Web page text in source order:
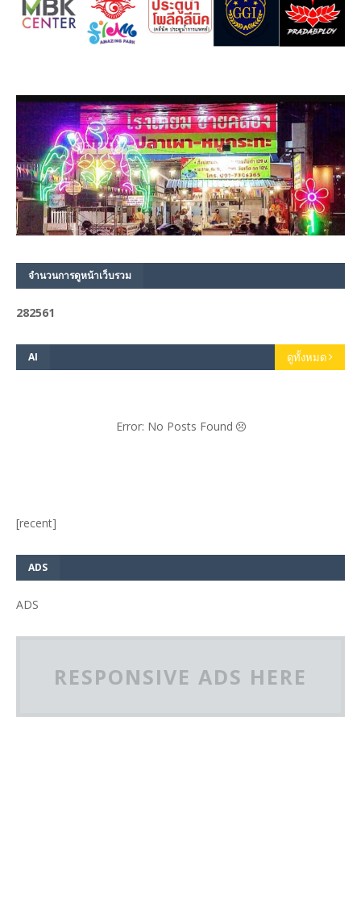
จำนวนการดูหน้าเว็บรวม
282561
AI ดูทั้งหมด
Error: No Posts Found
[recent]
ADS
ADS
RESPONSIVE ADS HERE